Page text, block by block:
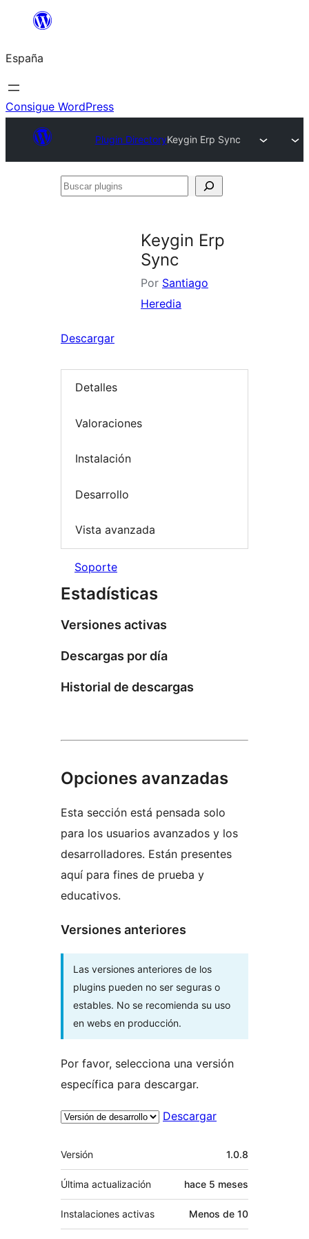
Saltar
contenido
España
Consigue WordPress
Plugin DirectoryKeygin Erp Sync
Buscar
Keygin Erp
Sync
Por Santiago
Heredia
Descargar
Detalles
Valoraciones
Instalación
Desarrollo
Vista avanzada
Soporte
Estadísticas
Versiones activas
Descargas por día
Historial de descargas
Opciones avanzadas
Esta sección está pensada solo
para los usuarios avanzados y los
desarrolladores. Están presentes
aquí para fines de prueba y
educativos.
Versiones anteriores
Las versiones anteriores de los
plugins pueden no ser seguras o
estables. No se recomienda su uso
en webs en producción.
Por favor, selecciona una versión
específica para descargar.
Descargar
Meta
Versión 1.0.8
Última actualización hace 5 meses
Instalaciones activas Menos de 10